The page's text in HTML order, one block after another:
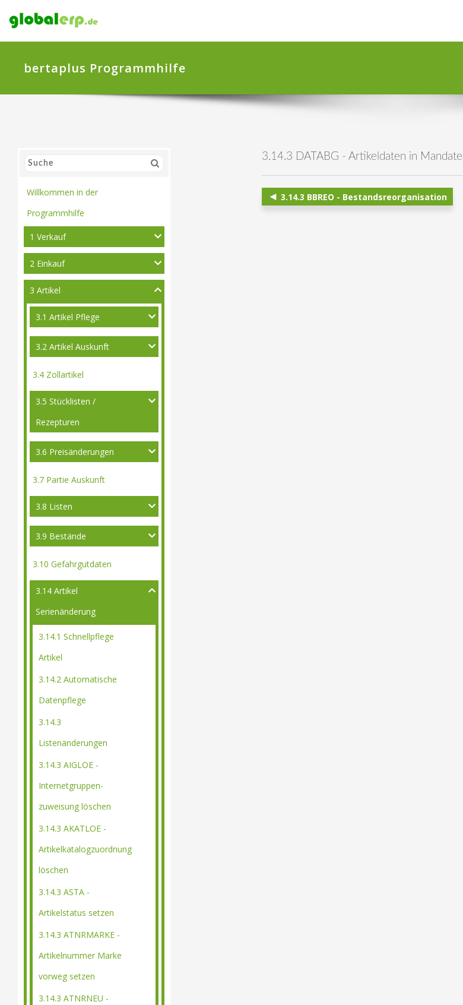
bertaplus Programmhilfe
Willkommen in der
Programmhilfe
1 Verkauf
2 Einkauf
3 Artikel
3.1 Artikel Pflege
3.2 Artikel Auskunft
3.4 Zollartikel
3.5 Stücklisten /
Rezepturen
3.6 Preisänderungen
3.7 Partie Auskunft
3.8 Listen
3.9 Bestände
3.10 Gefahrgutdaten
3.14 Artikel
Serienänderung
3.14.1 Schnellpflege
Artikel
3.14.2 Automatische
Datenpflege
3.14.3
Listenänderungen
3.14.3 AIGLOE -
Internetgruppen-
zuweisung löschen
3.14.3 AKATLOE -
Artikelkatalogzuordnung
löschen
3.14.3 ASTA -
Artikelstatus setzen
3.14.3 ATNRMARKE -
Artikelnummer Marke
vorweg setzen
3.14.3 ATNRNEU -
3.14.3 DATABG - Artikeldaten in
3.14.3 BBREO - Bestandsreorganisation